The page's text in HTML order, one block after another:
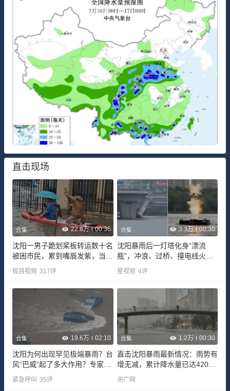
直击现场
合集 22.8万 00:36
沈阳一男子跪划桨板转运数十名
被困市民，累到嘴唇发紫，当事
人回应
极目视频 317评
合集 3.3万 00:30
沈阳暴雨后一灯塔化身“漂流
瓶”，冲浪、过桥、撞电线火花
四溅
星视频 4评
合集 19.6万 02:10
沈阳为何出现罕见极端暴雨？台
风“巴威”起了多大作用？专家解
读
紧急呼叫 35评
合集 1.2万 00:30
直击沈阳暴雨最新情况：雨势有
增无减，累计降水量已达420毫
米以上
央广网